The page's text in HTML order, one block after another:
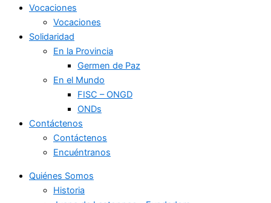
Vocaciones
Vocaciones
Solidaridad
En la Provincia
Germen de Paz
En el Mundo
FISC – ONGD
ONDs
Contáctenos
Contáctenos
Encuéntranos
Quiénes Somos
Historia